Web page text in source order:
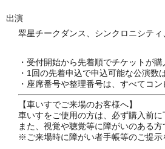
出演
翠星チークダンス、シンクロニシテ
・受付開始から先着順でチケットが
・1回の先着申込で申込可能な公演数
・座席番号や整理番号は、すべてコ
【車いすでご来場のお客様へ】
車いすをご使用の方は、必ず購入前
また、視覚や聴覚等に障がいのある
※ご来場時に障がい者手帳等のご提示